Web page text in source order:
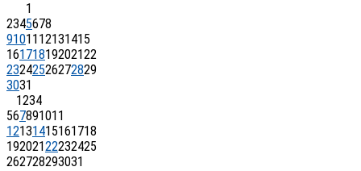
1
2345678
91011 12131415
16171819202122
23242526272829
3031
1234
567891011
12131415161718
19202122232425
262728293031